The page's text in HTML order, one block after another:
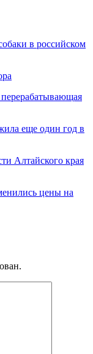
в российском
еще один год в
Алтайского края
цены на